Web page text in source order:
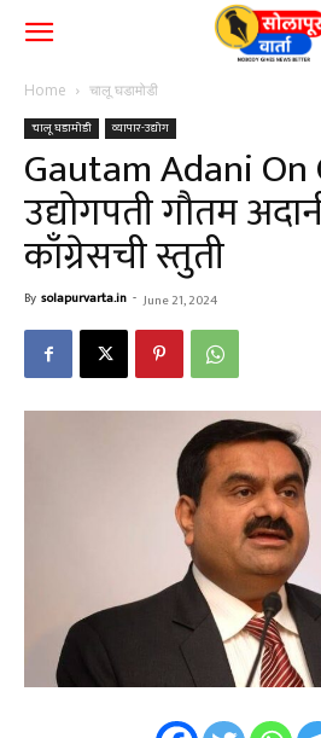
Home चालू घडामोडी
चालू घडामोडी व्यापार-उद्योग
Gautam Adani On
उद्योगपती गौतम
काँग्रेसची स्तुती
By solapurvarta.in - June 21, 2024